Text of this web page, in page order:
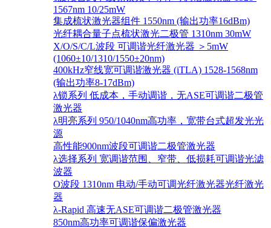
1567nm 10/25mW
集成梳状激光器组件 1550nm (输出功率16dBm)
光纤耦合量子点梳状激光二极管 1310nm 30mW
X/O/S/C/L波段 可调谐光纤激光器 ＞5mW
(1060±10/1310/1550±20nm)
400kHz窄线宽可调谐激光器 (iTLA) 1528-1568nm
(输出功率8-17dBm)
λ锁系列 低成本，手动调谐，无ASE可调谐二极管
激光器
λ明亮系列 950/1040nm高功率，宽带台式超发光光
源
高性能900nm波段可调谐二极管激光器
λ选择系列 宽调谐范围、窄带、低损耗可调谐光滤
波器
O波段 1310nm 电动/手动可调光纤激光器光纤激光
器
λ-Rapid 高速无ASE可调谐二极管激光器
850nm高功率可调谐保偏激光器